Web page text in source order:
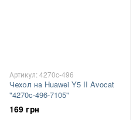
Артикул: 4270c-496
Чехол на Huawei Y5 II Avocat
"4270c-496-7105"
169 грн